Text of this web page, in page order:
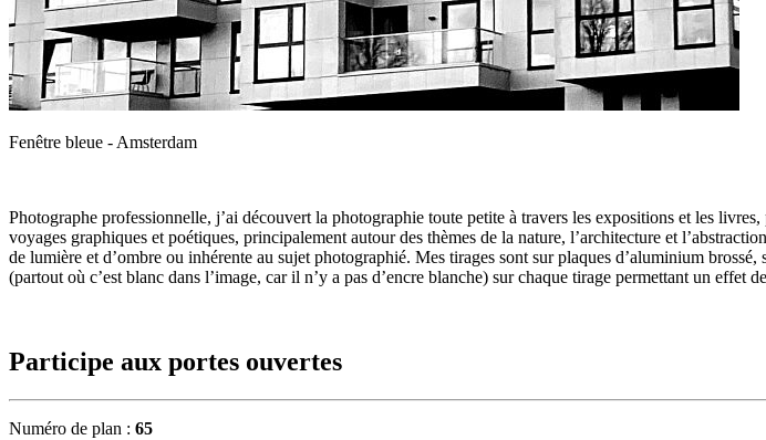
Fenêtre bleue - Amsterdam
Photographe professionnelle, j’ai découvert la photographie toute petite à travers les expositions et les
voyages graphiques et poétiques, principalement autour des thèmes de la nature, l’architecture et
de lumière et d’ombre ou inhérente au sujet photographié. Mes tirages sont sur plaques d’aluminium
(partout où c’est blanc dans l’image, car il n’y a pas d’encre blanche) sur chaque tirage permettant un effet
Participe aux portes ouvertes
Numéro de plan : 65